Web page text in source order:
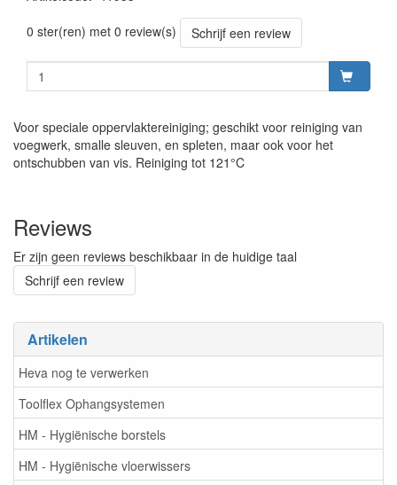
Artikelen
Heva nog te verwerken
Toolflex Ophangsystemen
HM - Hygiënische borstels
HM - Hygiënische vloerwissers
0 ster(ren) met 0 review(s)
Schrijf een review
Voor speciale oppervlaktereiniging; geschikt voor reiniging van
voegwerk, smalle sleuven, en spleten, maar ook voor het
ontschubben van vis. Reiniging tot 121°C
Reviews
Er zijn geen reviews beschikbaar in de huidige taal
Schrijf een review